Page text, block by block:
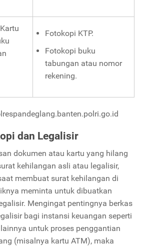
Fotokopi KTP.
Fotokopi buku
tabungan atau nomor
rekening.
dan Legalisir
dokumen atau kartu yang hilang
kehilangan asli atau legalisir,
membuat surat kehilangan di
meminta untuk dibuatkan
Mengingat pentingnya berkas
bagi instansi keuangan seperti
untuk proses penggantian
(misalnya kartu ATM), maka